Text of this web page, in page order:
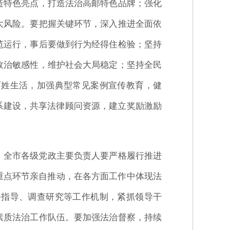
色亮点，打造法治高邮特色品牌；强化
险。要把握关键环节，深入推进全面依
行，事后要做到行为经得住检验；坚持
敏感性，维护社会大局稳定；坚持全民
生活，加强典型常见案例宣传教育，健
设，共享法律顾问资源，建立奖励激励
市各级党政主要负责人要严格履行推进
环节亲自推动，在各方面工作中体现法
导、调查研究等工作机制，紧抓领导干
法治工作队伍。要加强法治督察，持续